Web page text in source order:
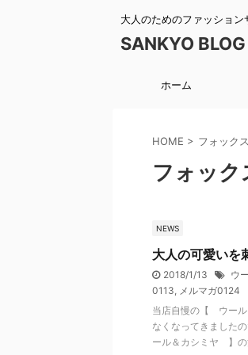
大人のためのファッション
SANKYO BLOG
ホーム
HOME > フォック
フォック
NEWS
大人の可愛いを
2018/1/13 ウ
0113, メルマガ0124
当店自慢の【 ウール
なくなってきました
ール＆カシミヤ 】の